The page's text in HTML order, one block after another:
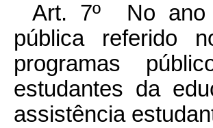
Art. 7º No ano
pública referido
programas
estudantes da
assistência